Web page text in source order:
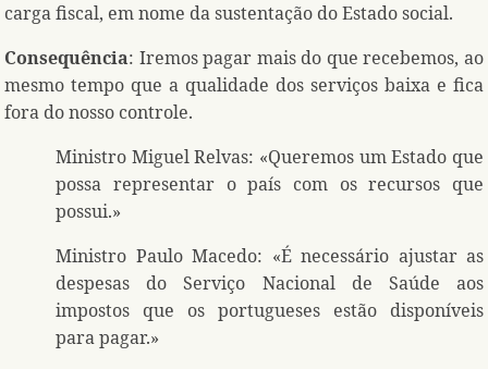
carga fiscal, em nome da sustentação do Estado social.
Consequência: Iremos pagar mais do que recebemos, ao
mesmo tempo que a qualidade dos serviços baixa e fica
fora do nosso controle.
Ministro Miguel Relvas: «Queremos um Estado que
possa representar o país com os recursos que
possui.»
Ministro Paulo Macedo: «É necessário ajustar as
despesas do Serviço Nacional de Saúde aos
impostos que os portugueses estão disponíveis
para pagar.»